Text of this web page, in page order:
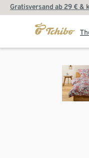
Gratisversand ab 29 € &